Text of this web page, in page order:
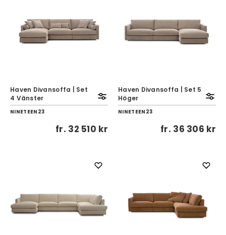
Haven Divansoffa | Set
4 Vänster
NINETEEN23
fr. 32 510 kr
Haven Divansoffa | Set 5
Höger
NINETEEN23
fr. 36 306 kr